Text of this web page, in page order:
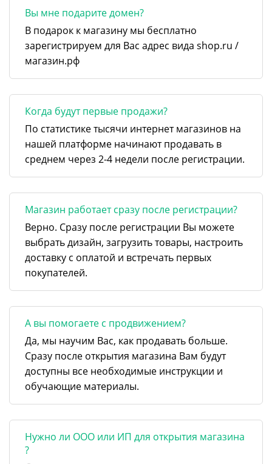
Вы мне подарите домен?
В подарок к магазину мы бесплатно
зарегистрируем для Вас адрес вида shop.ru /
магазин.рф
Когда будут первые продажи?
По статистике тысячи интернет магазинов на
нашей платформе начинают продавать в
среднем через 2-4 недели после регистрации.
Магазин работает сразу после регистрации?
Верно. Сразу после регистрации Вы можете
выбрать дизайн, загрузить товары, настроить
доставку с оплатой и встречать первых
покупателей.
А вы помогаете с продвижением?
Да, мы научим Вас, как продавать больше.
Сразу после открытия магазина Вам будут
доступны все необходимые инструкции и
обучающие материалы.
Нужно ли ООО или ИП для открытия магазина
?